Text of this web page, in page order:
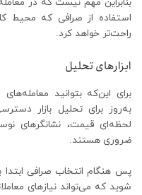
استفاده از صرافی که محیط
راحت‌تر خواهد کرد.
ابزارهای تحلیل
برای این‌که بتوانید
به‌روز برای تحلیل بازار
لحظه‌ای قیمت، نشانگرهای
ضروری هستند.
پس هنگام انتخاب صرافی ابتدا
شوید که می‌تواند نیازهای